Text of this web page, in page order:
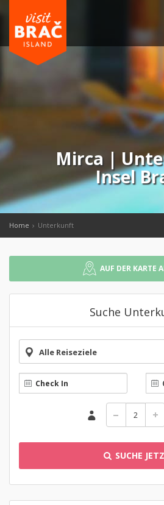
Mirca |
Insel
Home Unterkunft
AUF DER KARTE
Suche
Alle Reiseziele
SUCHE